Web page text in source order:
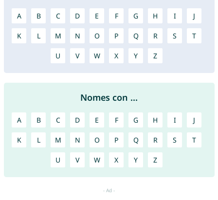
A B C D E F G H I J
K L M N O P Q R S T
U V W X Y Z
Nomes con ...
A B C D E F G H I J
K L M N O P Q R S T
U V W X Y Z